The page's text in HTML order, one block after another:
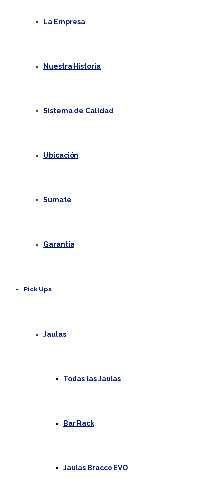
La Empresa
Nuestra Historia
Sistema de Calidad
Ubicación
Sumate
Garantía
Pick Ups
Jaulas
Todas las Jaulas
Bar Rack
Jaulas Bracco EVO